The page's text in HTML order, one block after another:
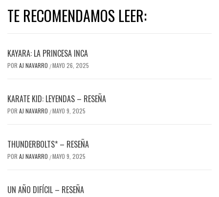
TE RECOMENDAMOS LEER:
KAYARA: LA PRINCESA INCA
POR AJ NAVARRO /MAYO 26, 2025
KARATE KID: LEYENDAS – RESEÑA
POR AJ NAVARRO /MAYO 9, 2025
THUNDERBOLTS* – RESEÑA
POR AJ NAVARRO /MAYO 9, 2025
UN AÑO DIFÍCIL – RESEÑA